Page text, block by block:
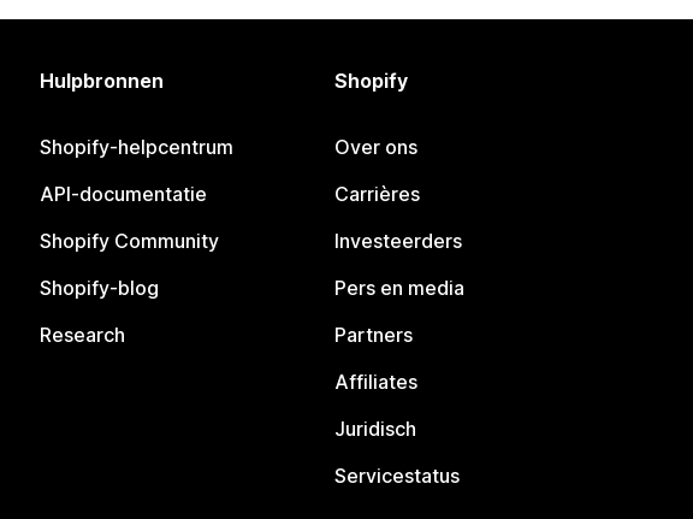
Hulpbronnen
Shopify-helpcentrum
API-documentatie
Shopify Community
Shopify-blog
Research
Shopify
Over ons
Carrières
Investeerders
Pers en media
Partners
Affiliates
Juridisch
Servicestatus